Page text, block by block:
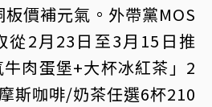
價補元氣。外帶黨MOS
從2月23日至3月15日推
肉蛋堡+大杯冰紅茶」2
斯咖啡/奶茶任選6杯210